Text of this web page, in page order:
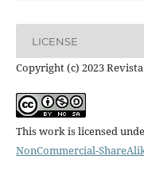
LICENSE
Copyright (c) 2023 Revista
This work is licensed
NonCommercial-